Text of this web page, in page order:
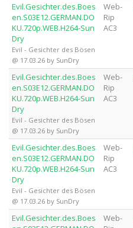
Evil.Gesichter.des.Boes
en.S03E12.GERMAN.DO
KU.720p.WEB.H264-Sun
Dry
Evil - Gesichter des Bösen
@ 17.03.26 by SunDry
Web-
Rip
AC3
Evil.Gesichter.des.Boes
en.S03E12.GERMAN.DO
KU.720p.WEB.H264-Sun
Dry
Evil - Gesichter des Bösen
@ 17.03.26 by SunDry
Web-
Rip
AC3
Evil.Gesichter.des.Boes
en.S03E12.GERMAN.DO
KU.720p.WEB.H264-Sun
Dry
Evil - Gesichter des Bösen
@ 17.03.26 by SunDry
Web-
Rip
AC3
Evil.Gesichter.des.Boes
Web-